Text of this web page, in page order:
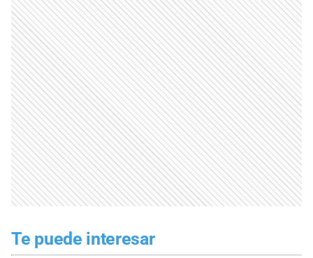
Te puede interesar